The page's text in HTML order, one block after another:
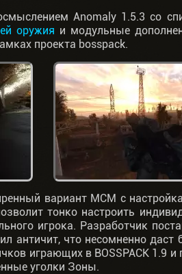
Anomaly 1.5.3 со
оружия и модульные
проекта bosspack.
вариант МСМ с
тонко настроить
игрока. Разработчик
античит, что несомненно даст
играющих в BOSSPACK 1.9 и
уголки Зоны.